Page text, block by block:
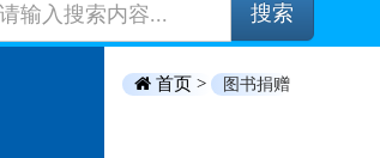
搜索
首页 > 图书捐赠